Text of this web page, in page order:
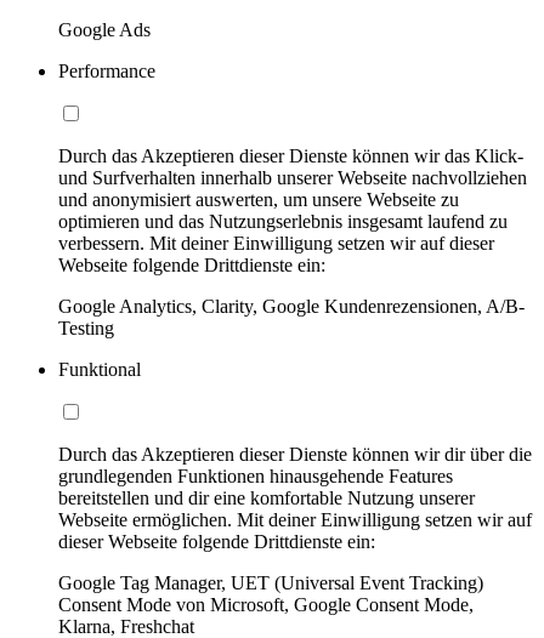
Google Ads
Performance
Durch das Akzeptieren dieser Dienste können wir das Klick-
und Surfverhalten innerhalb unserer Webseite nachvollziehen
und anonymisiert auswerten, um unsere Webseite zu
optimieren und das Nutzungserlebnis insgesamt laufend zu
verbessern. Mit deiner Einwilligung setzen wir auf dieser
Webseite folgende Drittdienste ein:
Google Analytics, Clarity, Google Kundenrezensionen, A/B-
Testing
Funktional
Durch das Akzeptieren dieser Dienste können wir dir über die
grundlegenden Funktionen hinausgehende Features
bereitstellen und dir eine komfortable Nutzung unserer
Webseite ermöglichen. Mit deiner Einwilligung setzen wir auf
dieser Webseite folgende Drittdienste ein:
Google Tag Manager, UET (Universal Event Tracking)
Consent Mode von Microsoft, Google Consent Mode,
Klarna, Freshchat